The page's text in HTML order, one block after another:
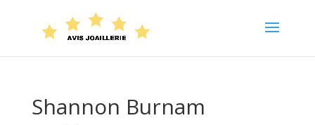
Shannon Burnam